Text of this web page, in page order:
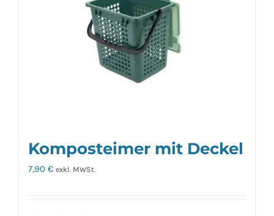
Komposteimer mit Deckel
7,90 € exkl. MWSt.